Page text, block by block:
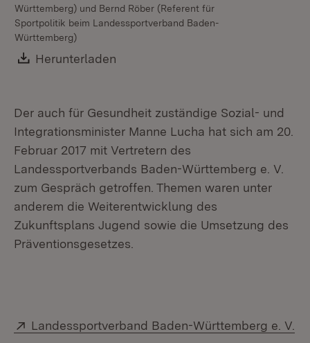
Württemberg) und Bernd Röber (Referent für
Sportpolitik beim Landessportverband Baden-
Württemberg)
Download:
Herunterladen
Der auch für Gesundheit zuständige Sozial- und
Integrationsminister Manne Lucha hat sich am 20.
Februar 2017 mit Vertretern des
Landessportverbands Baden-Württemberg e. V.
zum Gespräch getroffen. Themen waren unter
anderem die Weiterentwicklung des
Zukunftsplans Jugend sowie die Umsetzung des
Präventionsgesetzes.
Extern:
Landessportverband Baden-Württemberg e. V.